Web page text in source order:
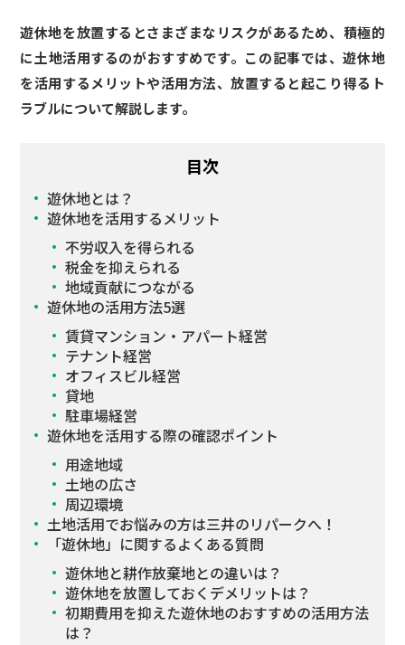
遊休地を放置するとさまざまなリスクがあるため、積極的
に土地活用するのがおすすめです。この記事では、遊休地
を活用するメリットや活用方法、放置すると起こり得るト
ラブルについて解説します。
目次
遊休地とは？
遊休地を活用するメリット
不労収入を得られる
税金を抑えられる
地域貢献につながる
遊休地の活用方法5選
賃貸マンション・アパート経営
テナント経営
オフィスビル経営
貸地
駐車場経営
遊休地を活用する際の確認ポイント
用途地域
土地の広さ
周辺環境
土地活用でお悩みの方は三井のリパークへ！
「遊休地」に関するよくある質問
遊休地と耕作放棄地との違いは？
遊休地を放置しておくデメリットは？
初期費用を抑えた遊休地のおすすめの活用方法
は？